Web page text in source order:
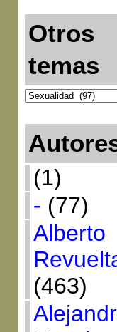
Otros
temas
(1)
- (77)
Alberto
(463)